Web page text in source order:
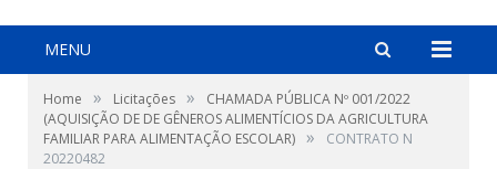
MENU
Home » Licitações »
CHAMADA PÚBLICA Nº 001/2022
(AQUISIÇÃO DE DE GÊNEROS ALIMENTÍCIOS DA AGRICULTURA
FAMILIAR PARA ALIMENTAÇÃO ESCOLAR) »
CONTRATO N
20220482